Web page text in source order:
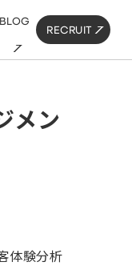
BLOG
RECRUIT
メン
体験分析